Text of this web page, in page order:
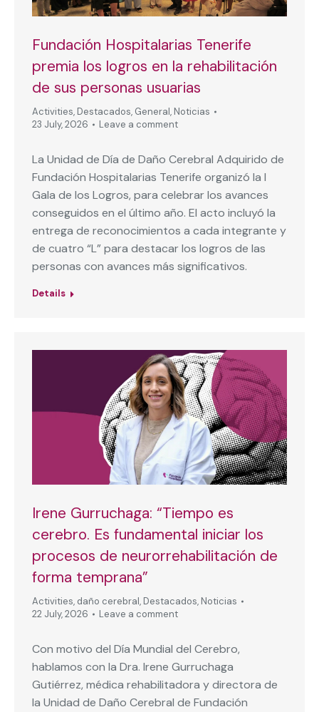
Fundación Hospitalarias Tenerife
premia los logros en la rehabilitación
de sus personas usuarias
Activities, Destacados, General, Noticias
23 July, 2026
Leave a comment
La Unidad de Día de Daño Cerebral Adquirido de
Fundación Hospitalarias Tenerife organizó la I
Gala de los Logros, para celebrar los avances
conseguidos en el último año. El acto incluyó la
entrega de reconocimientos a cada integrante y
de cuatro “L” para destacar los logros de las
personas con avances más significativos.
Details
Irene Gurruchaga: “Tiempo es
cerebro. Es fundamental iniciar los
procesos de neurorrehabilitación de
forma temprana”
Activities, daño cerebral, Destacados, Noticias
22 July, 2026
Leave a comment
Con motivo del Día Mundial del Cerebro,
hablamos con la Dra. Irene Gurruchaga
Gutiérrez, médica rehabilitadora y directora de
la Unidad de Daño Cerebral de Fundación